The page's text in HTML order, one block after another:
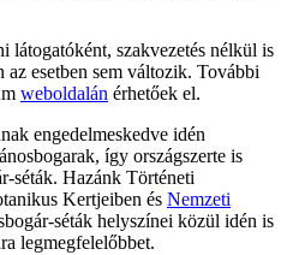
látogatóként, szakvezetés nélkül is
az esetben sem változik. További
weboldalán érhetőek el.
engedelmeskedve idén
így országszerte is
séták. Hazánk Történeti
Kertjeiben és Nemzeti
séták helyszínei közül idén is
legmegfelelőbbet.